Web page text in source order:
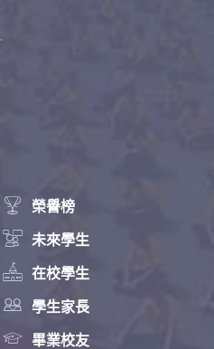
 榮譽榜
 未來學生
 在校學生
 學生家長
 畢業校友